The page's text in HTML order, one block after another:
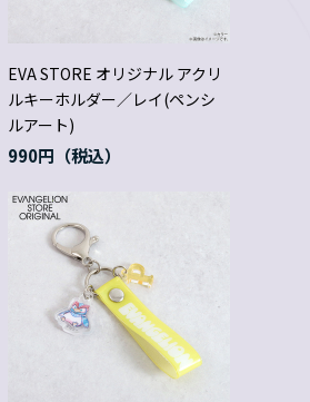
EVA STORE オリジナル アクリ
ルキーホルダー／レイ(ペンシ
ルアート)
990円